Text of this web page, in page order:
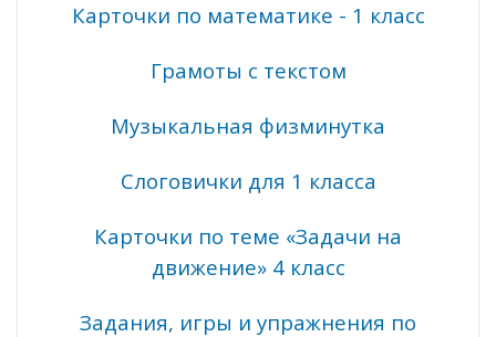
Карточки по математике - 1 класс
Грамоты с текстом
Музыкальная физминутка
Слоговички для 1 класса
Карточки по теме «Задачи на
движение» 4 класс
Задания, игры и упражнения по